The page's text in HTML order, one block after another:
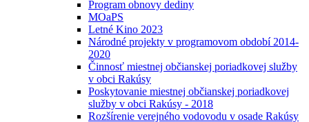
Program obnovy dediny
MOaPS
Letné Kino 2023
Národné projekty v programovom období 2014-
2020
Činnosť miestnej občianskej poriadkovej služby
v obci Rakúsy
Poskytovanie miestnej občianskej poriadkovej
služby v obci Rakúsy - 2018
Rozšírenie verejného vodovodu v osade Rakúsy